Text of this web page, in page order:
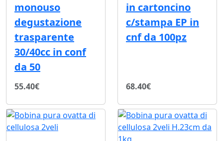
monouso
degustazione
trasparente
30/40cc in conf
da 50
55.40€
in cartoncino
c/stampa EP in
cnf da 100pz
68.40€